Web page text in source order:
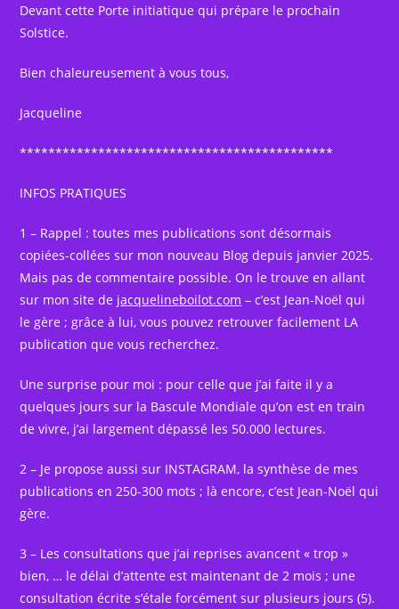
Devant cette Porte initiatique qui prépare le prochain
Solstice.
Bien chaleureusement à vous tous,
Jacqueline
********************************************
INFOS PRATIQUES
1 – Rappel : toutes mes publications sont désormais
copiées-collées sur mon nouveau Blog depuis janvier 2025.
Mais pas de commentaire possible. On le trouve en allant
sur mon site de jacquelineboilot.com – c’est Jean-Noël qui
le gère ; grâce à lui, vous pouvez retrouver facilement LA
publication que vous recherchez.
Une surprise pour moi : pour celle que j’ai faite il y a
quelques jours sur la Bascule Mondiale qu’on est en train
de vivre, j’ai largement dépassé les 50.000 lectures.
2 – Je propose aussi sur INSTAGRAM, la synthèse de mes
publications en 250-300 mots ; là encore, c’est Jean-Noël qui
gère.
3 – Les consultations que j’ai reprises avancent « trop »
bien, … le délai d’attente est maintenant de 2 mois ; une
consultation écrite s’étale forcément sur plusieurs jours (5).